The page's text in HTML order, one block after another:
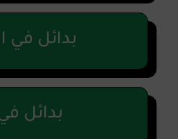
بدائل في
بدائل